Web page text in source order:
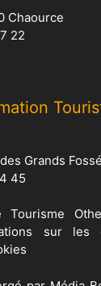
Chaource
22
Grands
45
Tourisme
sur les